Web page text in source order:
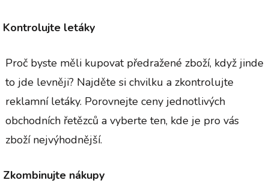
Kontrolujte letáky
Proč byste měli kupovat předražené zboží, když jinde
to jde levněji? Najděte si chvilku a zkontrolujte
reklamní letáky. Porovnejte ceny jednotlivých
obchodních řetězců a vyberte ten, kde je pro vás
zboží nejvýhodnější.
Zkombinujte nákupy